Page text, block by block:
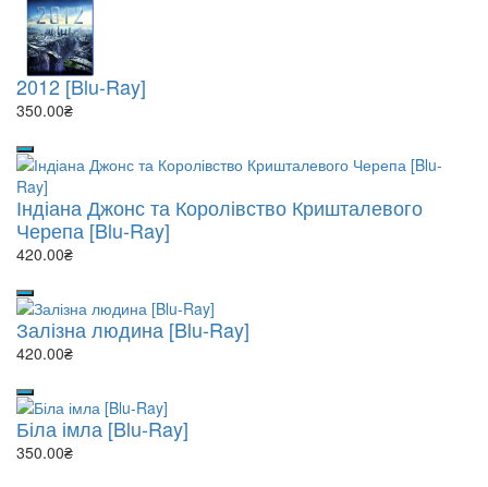
2012 [Blu-Ray]
350.00₴
Індіана Джонс та Королівство Кришталевого
Черепа [Blu-Ray]
420.00₴
Залізна людина [Blu-Ray]
420.00₴
Біла імла [Blu-Ray]
350.00₴